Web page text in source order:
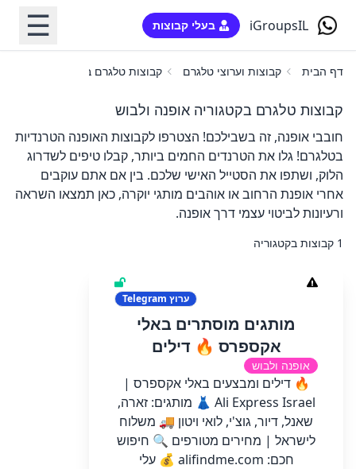
iGroupsIL בעלי קבוצות ☰
דף הבית קבוצות וערוצי טלגרם קבוצות טלגרם בקטגוריה אופנה
קבוצות טלגרם בקטגוריה אופנה ולבוש
חובבי אופנה, זה בשבילכם! הצטרפו לקבוצות האופנה הטרנדיות
בטלגרם! גלו את הטרנדים החמים ביותר, קבלו טיפים לשדרוג
הלוק, ושתפו את הסטייל האישי שלכם. בין אם אתם עוקבים
אחרי אופנת הרחוב או אוהבים מותגי יוקרה, כאן תמצאו השראה
ורעיונות לביטוי עצמי דרך אופנה.
1 קבוצות בקטגוריה
ערוץ
מותגים מוסתרים באלי
אקספרס 🔥 דילים
אופנה ולבוש
🔥 דילים ומבצעים באלי אקספרס |
Ali Express Israel 👗 מותגים: זארה,
שאנל, דיור, גוצ'י, לואי ויטון 🚚 משלוח
לישראל | מחירים מטורפים 🔍 חיפוש
חכם: alifindme.com 💰 עלי